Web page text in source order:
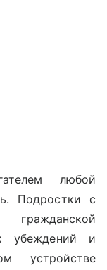
любой
Подростки с
убеждений и
устройстве